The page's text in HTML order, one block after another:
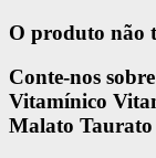
O produto não
Conte-nos
Vitamínico
Malato Taurato